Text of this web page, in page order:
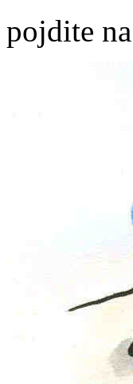
pojdite na